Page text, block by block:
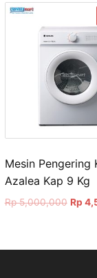
Mesin Pengering
Azalea Kap 9 Kg
Rp5,000,000 Rp